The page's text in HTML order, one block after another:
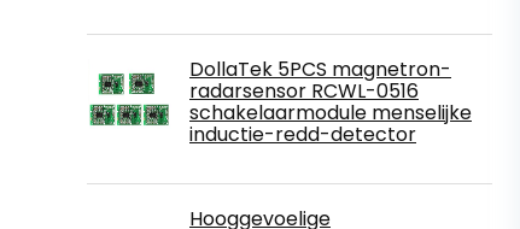
DollaTek 5PCS magnetron-
radarsensor RCWL-0516
schakelaarmodule menselijke
inductie-redd-detector
Hooggevoelige